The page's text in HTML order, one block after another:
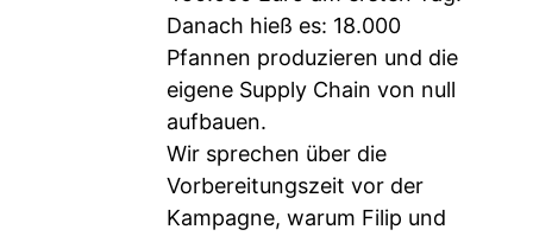
Danach hieß es: 18.000
Pfannen produzieren und die
eigene Supply Chain von null
aufbauen.
Wir sprechen über die
Vorbereitungszeit vor der
Kampagne, warum Filip und